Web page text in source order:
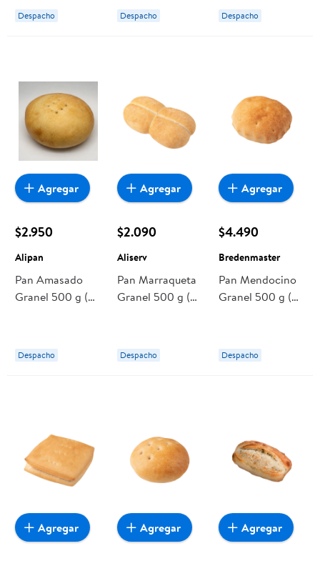
Interbake
Despacho Despacho Despacho
$2.950
Alipan
Pan Amasado
Granel 500 g (6
Despacho
Agregar
$2.090
Aliserv
Pan Marraqueta
Granel 500 g (5
Despacho
Agregar
$4.490
Bredenmaster
Pan Mendocino
Granel 500 g (25
Despacho
Agregar
Agregar Agregar Agregar